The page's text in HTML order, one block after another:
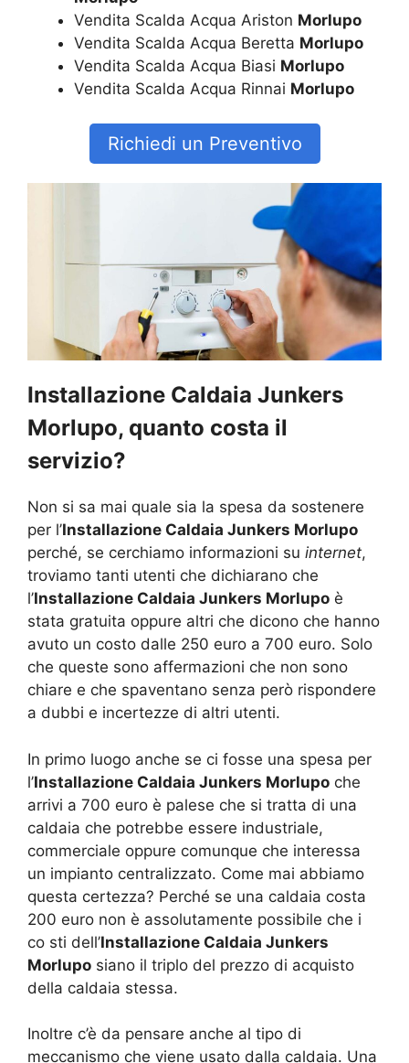
Vendita Scalda Acqua Ariston Morlupo
Vendita Scalda Acqua Beretta Morlupo
Vendita Scalda Acqua Biasi Morlupo
Vendita Scalda Acqua Rinnai Morlupo
Richiedi un Preventivo
Installazione Caldaia Junkers
Morlupo, quanto costa il
servizio?
Non si sa mai quale sia la spesa da sostenere
per l’Installazione Caldaia Junkers Morlupo
perché, se cerchiamo informazioni su internet,
troviamo tanti utenti che dichiarano che
l’Installazione Caldaia Junkers Morlupo è
stata gratuita oppure altri che dicono che hanno
avuto un costo dalle 250 euro a 700 euro. Solo
che queste sono affermazioni che non sono
chiare e che spaventano senza però rispondere
a dubbi e incertezze di altri utenti.
In primo luogo anche se ci fosse una spesa per
l’Installazione Caldaia Junkers Morlupo che
arrivi a 700 euro è palese che si tratta di una
caldaia che potrebbe essere industriale,
commerciale oppure comunque che interessa
un impianto centralizzato. Come mai abbiamo
questa certezza? Perché se una caldaia costa
200 euro non è assolutamente possibile che i
co sti dell’Installazione Caldaia Junkers
Morlupo siano il triplo del prezzo di acquisto
della caldaia stessa.
Inoltre c’è da pensare anche al tipo di
meccanismo che viene usato dalla caldaia. Una